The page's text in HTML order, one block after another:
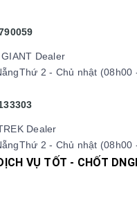
Dealer
2 - Chủ nhật (08h00
Dealer
2 - Chủ nhật (08h00
VỤ TỐT - CHỐT